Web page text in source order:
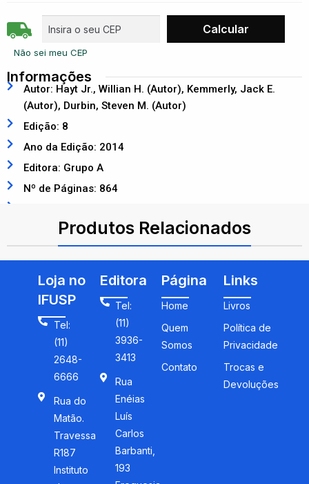
Não sei meu CEP
Informações
Autor: Hayt Jr., Willian H. (Autor), Kemmerly, Jack E.
(Autor), Durbin, Steven M. (Autor)
Edição: 8
Ano da Edição: 2014
Editora: Grupo A
Nº de Páginas: 864
Produtos Relacionados
Loja no
IFUSP
Tel:
(11)
2648-
6666
Rua do
Matão.
Travessa
R187
Instituto
Editora
Tel:
(11)
3936-
3413
Rua
Enéias
Luís
Carlos
Barbanti,
193
Página
Home
Quem
Somos
Contato
Links
Livros
Política de
Privacidade
Trocas e
Devoluções